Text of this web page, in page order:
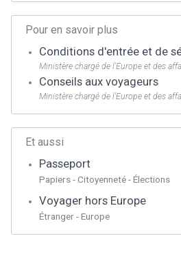
Pour en savoir plus
Conditions d'entrée et de
Ministère chargé de l'Europe et des
Conseils aux voyageurs
Ministère chargé de l'Europe et des
Et aussi
Passeport
Papiers - Citoyenneté - Élections
Voyager hors Europe
Étranger - Europe